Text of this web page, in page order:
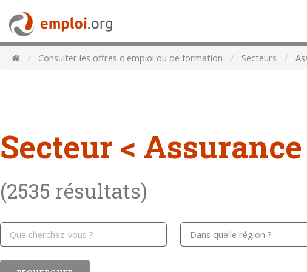
Consulter les offres d'emploi ou de formation Secteurs
Secteur < Assurance
(2535 résultats)
Toggle